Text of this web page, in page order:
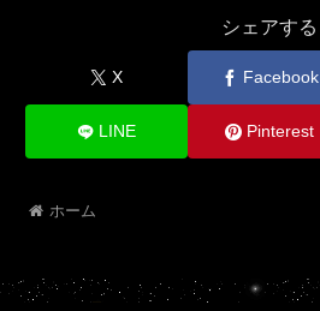
シェアする
X Facebook
LINE Pinterest
ホーム